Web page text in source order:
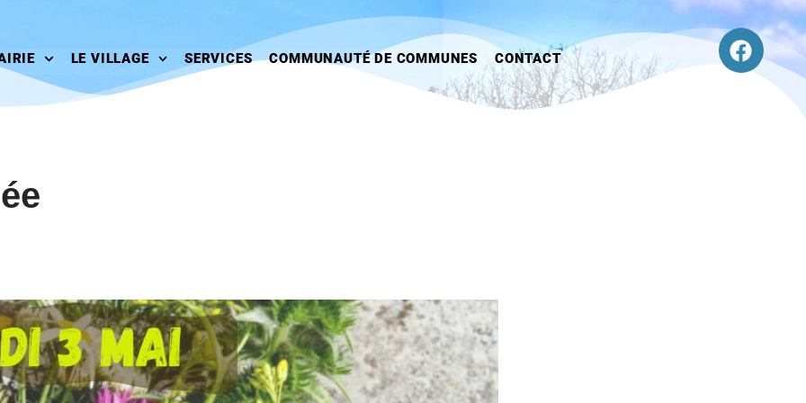
LE VILLAGE SERVICES COMMUNAUTÉ DE COMMUNES CONTACT